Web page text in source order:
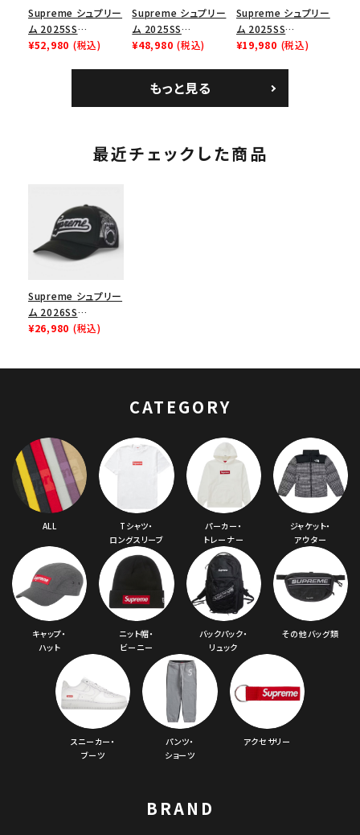
Supreme シュプリー
ム 2025SS
Bandana Football
¥52,980 (税込)
Supreme シュプリー
ム 2025SS
Backpack バックパッ
¥48,980 (税込)
Supreme シュプリー
ム 2025SS
Homerun Tee ホー
¥19,980 (税込)
もっと見る
最近チェックした商品
Supreme シュプリー
ム 2026SS
University Mesh
¥26,980 (税込)
CATEGORY
ALL
Tシャツ・
ロングスリーブ
パーカー・
トレーナー
ジャケット・
アウター
キャップ・
ハット
ニット帽・
ビーニー
バックパック・
リュック
その他バッグ類
スニーカー・
ブーツ
パンツ・
ショーツ
アクセサリー
BRAND